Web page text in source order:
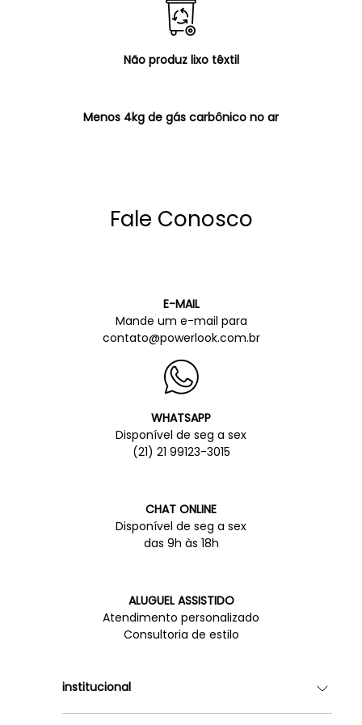
Não produz lixo têxtil
Menos 4kg de gás carbônico no ar
Fale Conosco
E-MAIL
Mande um e-mail para
contato@powerlook.com.br
WHATSAPP
Disponível de seg a sex
(21) 21 99123-3015
CHAT ONLINE
Disponível de seg a sex
das 9h às 18h
ALUGUEL ASSISTIDO
Atendimento personalizado
Consultoria de estilo
institucional